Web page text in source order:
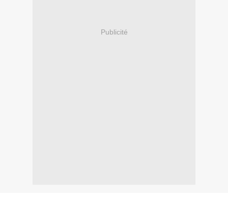
Publicité